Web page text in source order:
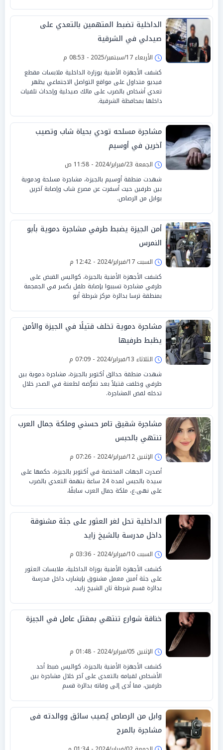
الداخلية تضبط المتهمين بالتعدي على
صيدلي في الشرقية
الأربعاء 17/سبتمبر/2025 - 08:53 م
كشفت الأجهزة الأمنية بوزارة الداخلية ملابسات مقطع
فيديو متداول على مواقع التواصل الاجتماعي يظهر
تعدي أشخاص بالضرب على مالك صيدلية وإحداث تلفيات
داخلها بمحافظة الشرقية.
مشاجرة مسلحه تودي بحياة شاب وتصيب
آخرين في أوسيم
الجمعة 23/فبراير/2024 - 11:58 ص
شهدت منطقة أوسيم بالجيزة، مشاجرة مسلحة ودموية
بين طرفين حيث أسفرت عن مصرع شاب وإصابة آخرين
بوابل من الرصاص.
أمن الجيزة يضبط طرفي مشاجرة دموية بأبو
النمرس
السبت 17/فبراير/2024 - 12:42 م
كشفت الأجهزة الأمنية بالجيزة، كواليس القبض على
طرفي مشاجرة تسببوا بإصابة طفل بكسر في الجمجمة
بمنطقة ترسا بدائرة مركز شرطة أبو
مشاجرة دموية تخلف قتيلًا في الجيزة والأمن
يظبط طرفيها
الثلاثاء 13/فبراير/2024 - 07:09 م
شهدت منطقة حدائق أكتوبر بالجيزة، مشاجرة دموية بين
طرفي وخلفت قتيلاً بعد تعرُّضه لطعنة في الصدر خلال
تدخله لفض المشاجرة.
مشاجرة شقيق تامر حسني وملكة جمال العرب
تنتهي بالحبس
الإثنين 12/فبراير/2024 - 07:26 م
أصدرت الجهات المختصة في أكتوبر بالجيزة، حكمها على
سيدة بالحبس لمدة 24 ساعة بتهمة التعدي بالضرب
على نهى.ع، ملكة جمال العرب سابقًا،
الداخلية تحل لغر العثور على جثة مشنوقة
داخل مدرسة بالشيخ زايد
السبت 10/فبراير/2024 - 03:36 م
كشفت الأجهزة الأمنية بوزاة الداخلية، ملابسات العثور
على جثة أمين معمل مشنوق بإيشارب داخل مدرسة
بدائرة قسم شرطة ثان الشيخ زايد،
خناقة شوارع تنتهي بمقتل عامل في الجيزة
الإثنين 05/فبراير/2024 - 01:48 م
كشفت الأجهزة الأمنية بالجيزة، كواليس ضبط أحد
الأشخاص لقيامه بالتعدى على آخر خلال مشاجرة بين
طرفين، مما أدى إلى وفاته بدائرة قسم
وابل من الرصاص يُصيب سائق ووالدته فى
مشاجرة بالمرج